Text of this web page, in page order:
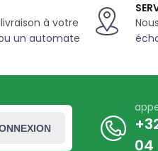
à votre
un automate
04